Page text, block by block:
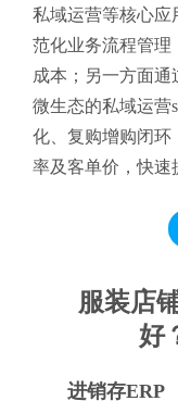
私域运营等核心应
范化业务流程管理
成本；另一方面
微生态的私域运营
化、复购增购闭环
率及客单价，快速
服装店
好
进销存ERP